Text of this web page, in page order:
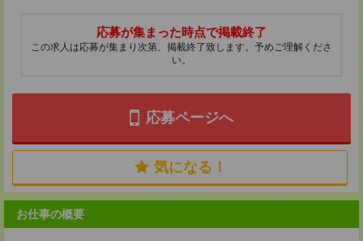
応募が集まった時点で掲載終了
この求人は応募が集まり次第、掲載終了致します。予めご理解くださ
い。
応募ページへ
気になる！
お仕事の概要